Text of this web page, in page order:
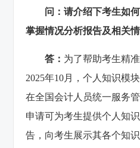
问：请介绍下考生如
掌握情况分析报告及相关情
答： 为了帮助考生精
2025年10月，个人知识模
在全国会计人员统一服务
申请可为考生提供个人知
告，向考生展示其各个知